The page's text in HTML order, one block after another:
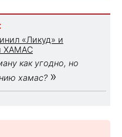
«Ликуд» и
ХАМАС
как угодно, но
хамас? »